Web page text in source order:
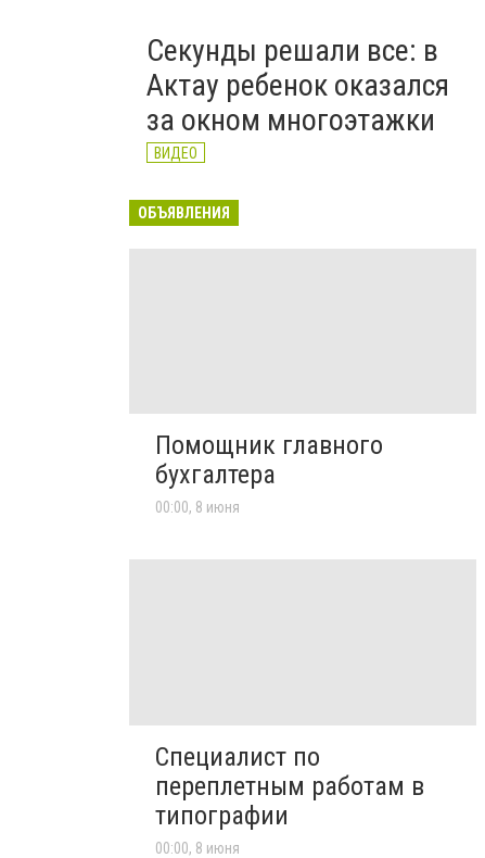
Секунды решали все: в
Актау ребенок оказался
за окном многоэтажки
ВИДЕО
ОБЪЯВЛЕНИЯ
Помощник главного
бухгалтера
00:00, 8 июня
Специалист по
переплетным работам в
типографии
00:00, 8 июня